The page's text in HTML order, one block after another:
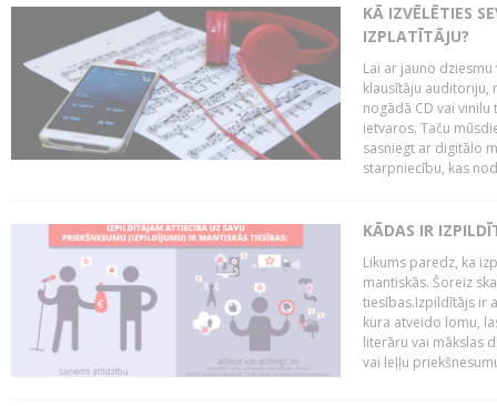
KĀ IZVĒLĒTIES
IZPLATĪTĀJU?
Lai ar jauno
klausītāju auditoriju,
nogādā CD vai
ietvaros. Taču
sasniegt ar digitālo
starpniecību, kas
KĀDAS IR
Likums paredz, ka
mantiskās. Šoreiz
tiesības.Izpildītājs ir
kura atveido lomu,
literāru vai mākslas
vai leļļu